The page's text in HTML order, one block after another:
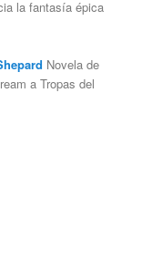
la fantasía épica
Novela de
a Tropas del